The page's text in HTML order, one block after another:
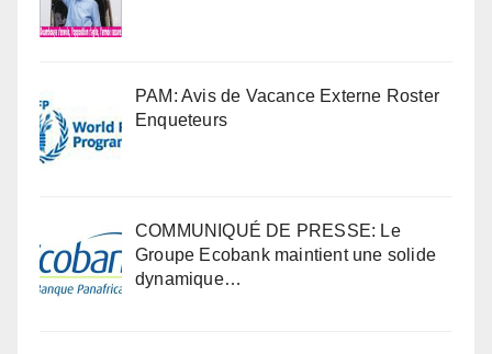
PAM: Avis de Vacance Externe Roster
Enqueteurs
COMMUNIQUÉ DE PRESSE: Le
Groupe Ecobank maintient une solide
dynamique…